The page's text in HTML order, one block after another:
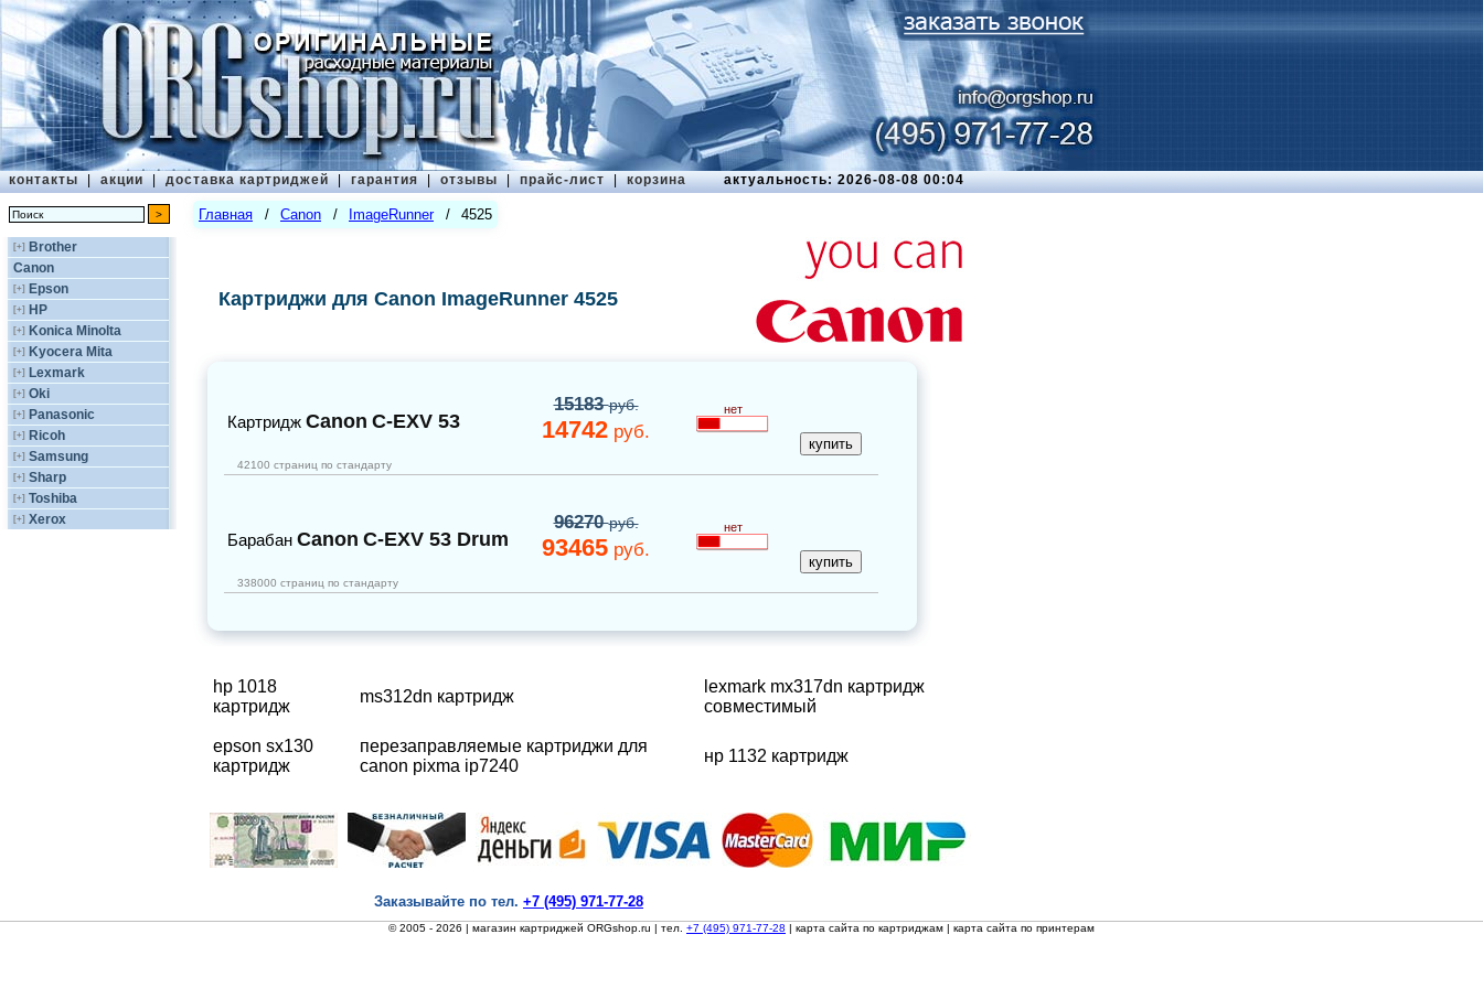
контакты | акции | доставка картриджей | гарантия | отзывы | прайс-лист | корзина актуальность: 2026-08-08 00:04
[+] Brother
Canon
[+] Epson
[+] HP
[+] Konica Minolta
[+] Kyocera Mita
[+] Lexmark
[+] Oki
[+] Panasonic
[+] Ricoh
[+] Samsung
[+] Sharp
[+] Toshiba
[+] Xerox
Главная / Canon / ImageRunner / 4525
Картриджи для Canon ImageRunner 4525
Картридж Canon C-EXV 53
15183руб.
14742 руб.
нет
42100 страниц по стандарту
Барабан Canon C-EXV 53 Drum
96270руб.
93465 руб.
нет
338000 страниц по стандарту
hp 1018
картридж
ms312dn картридж
lexmark mx317dn картридж
совместимый
epson sx130
картридж
перезаправляемые картриджи для
canon pixma ip7240
нр 1132 картридж
Заказывайте по тел. +7 (495) 971-77-28
© 2005 - 2026 | магазин картриджей ORGshop.ru | тел. +7 (495) 971-77-28 | карта сайта по картриджам | карта сайта по принтерам